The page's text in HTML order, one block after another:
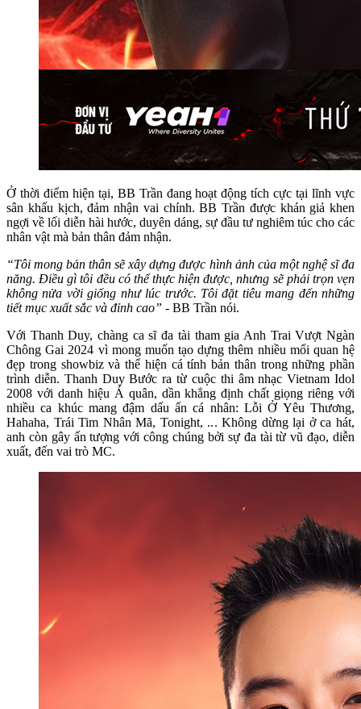
Ở thời điểm hiện tại, BB Trần đang hoạt động tích cực tại lĩnh vực
sân khấu kịch, đảm nhận vai chính. BB Trần được khán giả khen
ngợi về lối diễn hài hước, duyên dáng, sự đầu tư nghiêm túc cho các
nhân vật mà bản thân đảm nhận.
“Tôi mong bản thân sẽ xây dựng được hình ảnh của một nghệ sĩ đa
năng. Điều gì tôi đều có thể thực hiện được, nhưng sẽ phải trọn vẹn
không nửa vời giống như lúc trước. Tôi đặt tiêu mang đến những
tiết mục xuất sắc và đỉnh cao” - BB Trần nói.
Với Thanh Duy, chàng ca sĩ đa tài tham gia Anh Trai Vượt Ngàn
Chông Gai 2024 vì mong muốn tạo dựng thêm nhiều mối quan hệ
đẹp trong showbiz và thể hiện cá tính bản thân trong những phần
trình diễn. Thanh Duy Bước ra từ cuộc thi âm nhạc Vietnam Idol
2008 với danh hiệu Á quân, dần khẳng định chất giọng riêng với
nhiều ca khúc mang đậm dấu ấn cá nhân: Lỗi Ở Yêu Thương,
Hahaha, Trái Tim Nhân Mã, Tonight, ... Không dừng lại ở ca hát,
anh còn gây ấn tượng với công chúng bởi sự đa tài từ vũ đạo, diễn
xuất, đến vai trò MC.